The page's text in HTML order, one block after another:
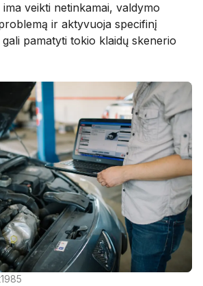
veikti netinkamai, valdymo
ir aktyvuoja specifinį
pamatyti tokio klaidų skenerio